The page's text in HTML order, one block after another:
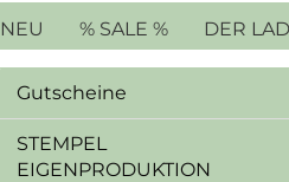
NEU % SALE % DER
Gutscheine
STEMPEL
EIGENPRODUKTION